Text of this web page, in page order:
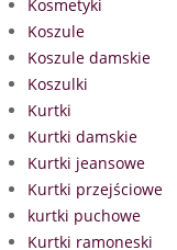
Kosmetyki
Koszule
Koszule damskie
Koszulki
Kurtki
Kurtki damskie
Kurtki jeansowe
Kurtki przejściowe
kurtki puchowe
Kurtki ramoneski